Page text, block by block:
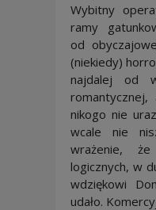
Wybitny
ramy
od
(niekiedy)
najdalej od
nikogo nie
wcale nie
wrażenie,
logicznych, w
wdziękowi
udało.